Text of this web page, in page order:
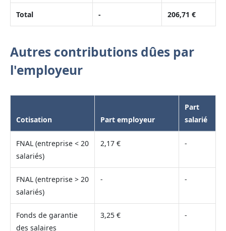
Total - 206,71 €
Autres contributions dûes par
l'employeur
Cotisation Part employeur
Part
salarié
FNAL (entreprise < 20
salariés)
2,17 € -
FNAL (entreprise > 20
salariés)
- -
Fonds de garantie
des salaires
3,25 € -